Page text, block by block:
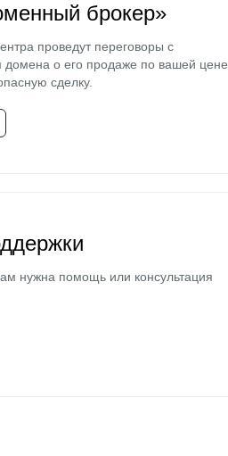
брокер»
проведут переговоры с
домена о его продаже по вашей цене
сделку.
нужна помощь или консультация